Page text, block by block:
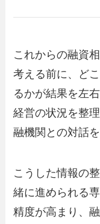
これからの融資
考える前に、ど
るかが結果を左
経営の状況を整
融機関との対話
こうした情報の
緒に進められる
精度が高まり、